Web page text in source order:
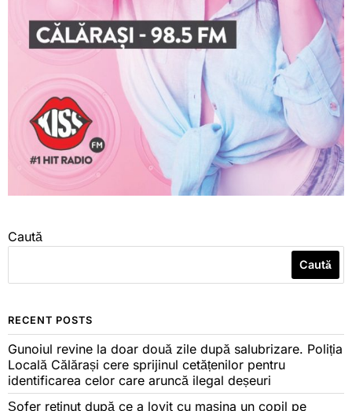
Caută
Caută
RECENT POSTS
Gunoiul revine la doar două zile după salubrizare. Poliția
Locală Călărași cere sprijinul cetățenilor pentru
identificarea celor care aruncă ilegal deșeuri
Șofer reținut după ce a lovit cu mașina un copil pe